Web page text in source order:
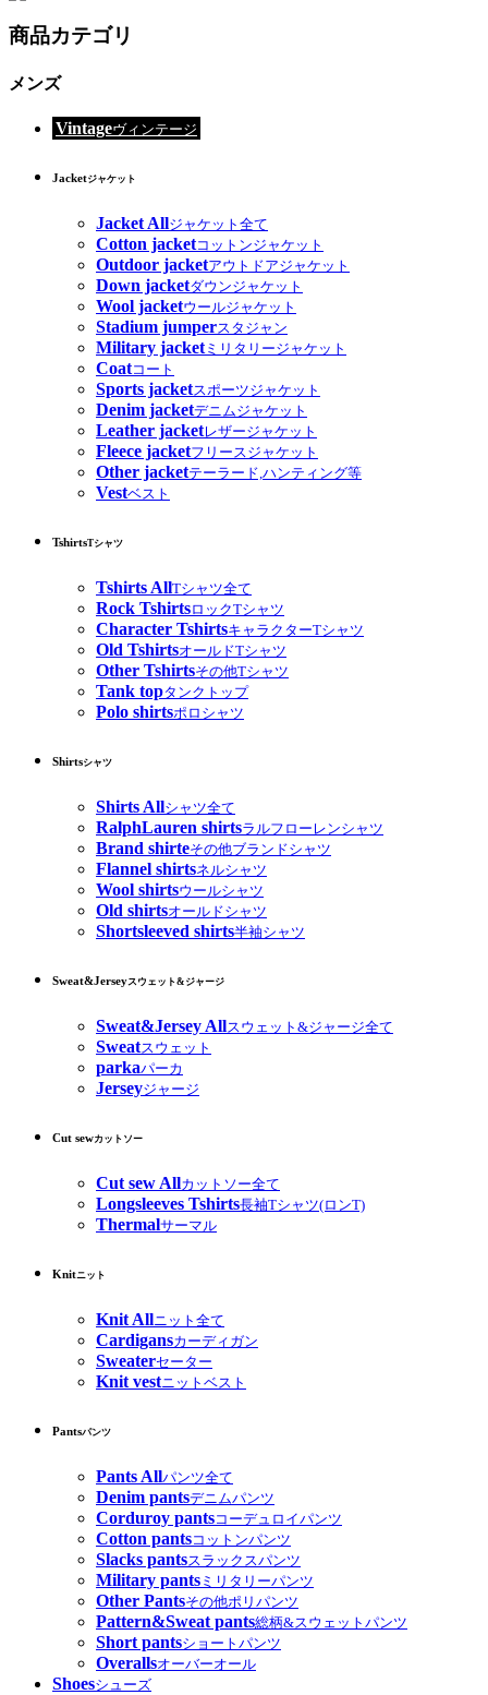
商品カテゴリ
メンズ
Vintageヴィンテージ
Jacketジャケット
Jacket Allジャケット全て
Cotton jacketコットンジャケット
Outdoor jacketアウトドアジャケット
Down jacketダウンジャケット
Wool jacketウールジャケット
Stadium jumperスタジャン
Military jacketミリタリージャケット
Coatコート
Sports jacketスポーツジャケット
Denim jacketデニムジャケット
Leather jacketレザージャケット
Fleece jacketフリースジャケット
Other jacketテーラード,ハンティング等
Vestベスト
TshirtsTシャツ
Tshirts AllTシャツ全て
Rock TshirtsロックTシャツ
Character TshirtsキャラクターTシャツ
Old TshirtsオールドTシャツ
Other Tshirtsその他Tシャツ
Tank topタンクトップ
Polo shirtsポロシャツ
Shirtsシャツ
Shirts Allシャツ全て
RalphLauren shirtsラルフローレンシャツ
Brand shirteその他ブランドシャツ
Flannel shirtsネルシャツ
Wool shirtsウールシャツ
Old shirtsオールドシャツ
Shortsleeved shirts半袖シャツ
Sweat&Jerseyスウェット&ジャージ
Sweat&Jersey Allスウェット&ジャージ全て
Sweatスウェット
parkaパーカ
Jerseyジャージ
Cut sewカットソー
Cut sew Allカットソー全て
Longsleeves Tshirts長袖Tシャツ(ロンT)
Thermalサーマル
Knitニット
Knit Allニット全て
Cardigansカーディガン
Sweaterセーター
Knit vestニットベスト
Pantsパンツ
Pants Allパンツ全て
Denim pantsデニムパンツ
Corduroy pantsコーデュロイパンツ
Cotton pantsコットンパンツ
Slacks pantsスラックスパンツ
Military pants ミリタリーパンツ
Other Pantsその他ポリパンツ
Pattern&Sweat pants総柄&スウェットパンツ
Short pantsショートパンツ
Overallsオーバーオール
Shoesシューズ